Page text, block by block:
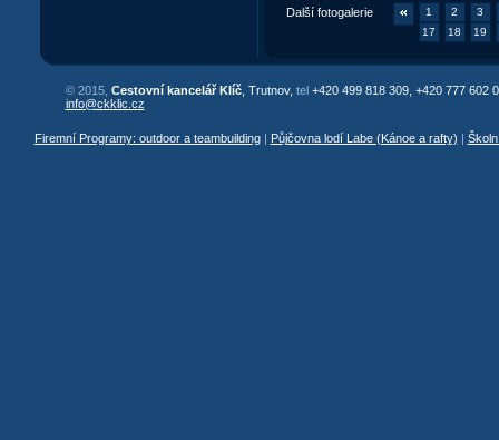
Další fotogalerie 1 2
3
17
18 19
© 2015, Cestovní kancelář Klíč, Trutnov, tel +420 499 818 309, +420 777 602
info@ckklic.cz
Firemní Programy: outdoor a teambuilding| Půjčovna lodí Labe (Kánoe a rafty) |